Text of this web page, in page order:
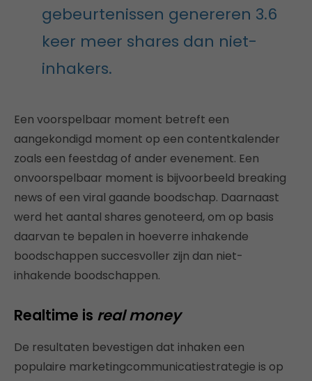
gebeurtenissen genereren 3.6
keer meer shares dan niet-
inhakers.
Een voorspelbaar moment betreft een
aangekondigd moment op een contentkalender
zoals een feestdag of ander evenement. Een
onvoorspelbaar moment is bijvoorbeeld breaking
news of een viral gaande boodschap. Daarnaast
werd het aantal shares genoteerd, om op basis
daarvan te bepalen in hoeverre inhakende
boodschappen succesvoller zijn dan niet-
inhakende boodschappen.
Realtime is real money
De resultaten bevestigen dat inhaken een
populaire marketingcommunicatiestrategie is op